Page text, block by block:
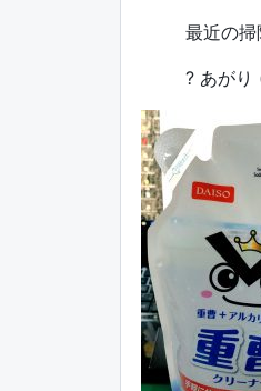
最近の
? あがり